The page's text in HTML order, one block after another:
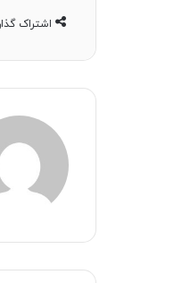
اشتراک